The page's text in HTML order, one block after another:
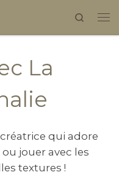
Search
La
qui adore
jouer avec les
textures !